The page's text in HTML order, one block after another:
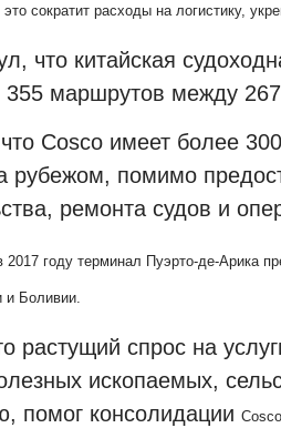
сократит расходы на логистику,
что китайская
маршрутов между
Cosco имеет более
рубежом, помимо
ремонта судов и
году терминал Пуэрто-де-Арика
и Боливии.
растущий спрос на
ископаемых,
помог консолидации Cosco